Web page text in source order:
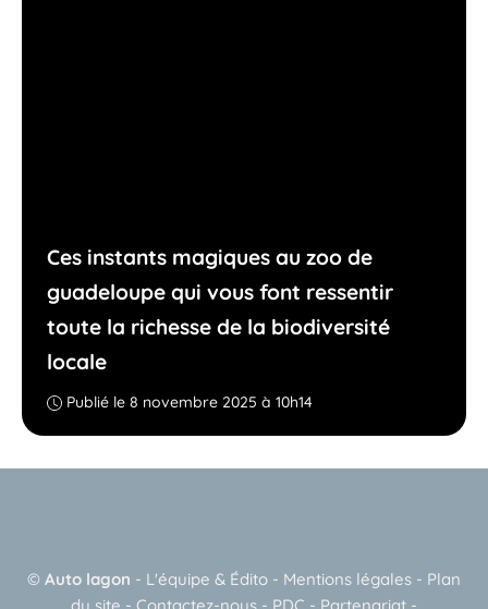
Ces instants magiques au zoo de
guadeloupe qui vous font ressentir
toute la richesse de la biodiversité
locale
Publié le 8 novembre 2025 à 10h14
© Auto lagon - L'équipe & Édito - Mentions légales - Plan